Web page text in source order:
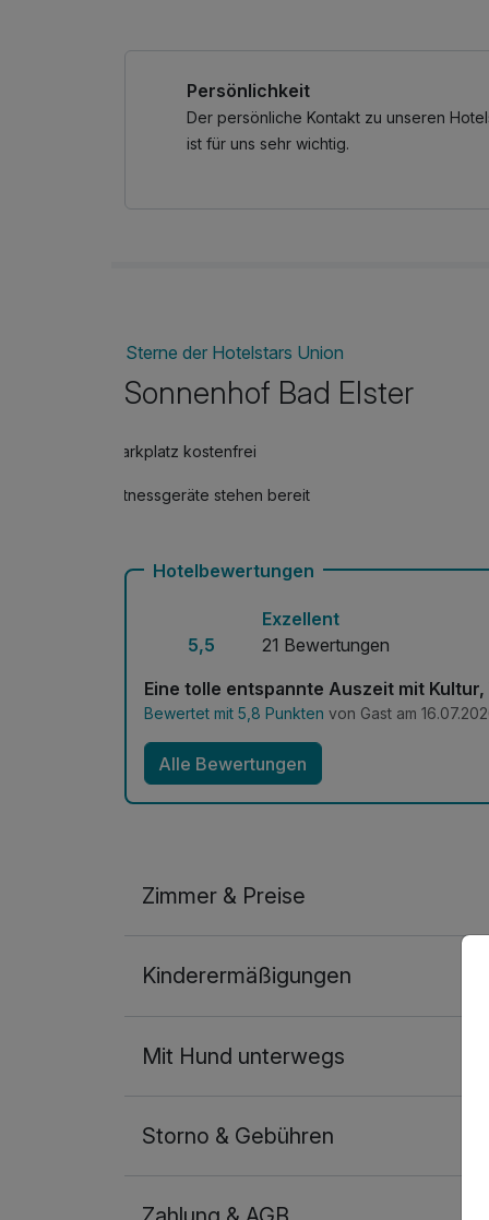
Dort vervollständigen das prachtvolle König
Überdachung den einzigartigen Dreiklang aus
Zudem bereichern hochwertige
Das Studio mit eigenem Balkon und
Persönlichkeit
Der persönliche Kontakt zu unseren
ist für uns sehr wichtig.
Sterne der Hotelstars Union
Sonnenhof Bad Elster
Parkplatz kostenfrei
Fitnessgeräte stehen bereit
Hotelbewertungen
5,5
Exzellent
21 Bewertungen
Eine tolle entspannte Auszeit mit
Bewertet mit 5,8 Punkten von Gast am
Alle Bewertungen
Zimmer & Preise
1 Erwachsenen und 2 Kinder
Kinderermäßigungen
Mit Hund unterwegs
Storno & Gebühren